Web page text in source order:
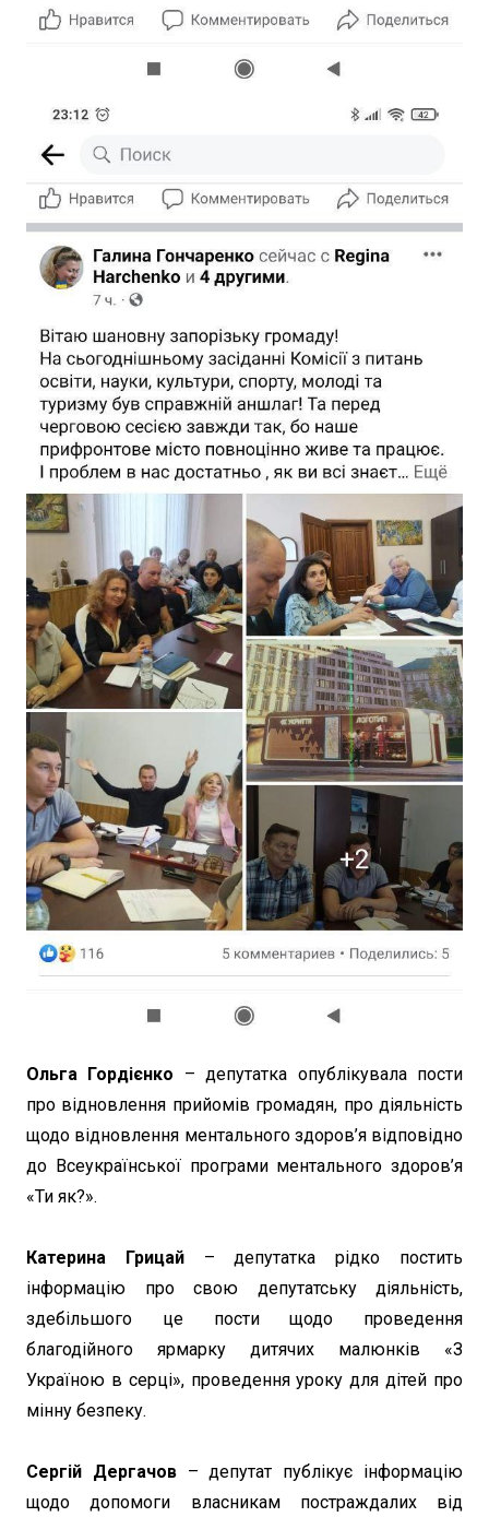
Ольга Гордієнко – депутатка опублікувала пости
про відновлення прийомів громадян, про діяльність
щодо відновлення ментального здоров’я відповідно
до Всеукраїнської програми ментального здоров’я
«Ти як?».
Катерина Грицай– депутатка рідко постить
інформацію про свою депутатську діяльність,
здебільшого це пости щодо проведення
благодійного ярмарку дитячих малюнків «З
Україною в серці», проведення уроку для дітей про
мінну безпеку.
Сергій Дергачов– депутат публікує інформацію
щодо допомоги власникам постраждалих від